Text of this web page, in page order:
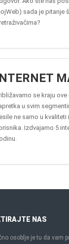
sada je pitanje
se kraju
u svim
ne samo u
Izdvajamo 5
NAS
osoblje je tu da vam